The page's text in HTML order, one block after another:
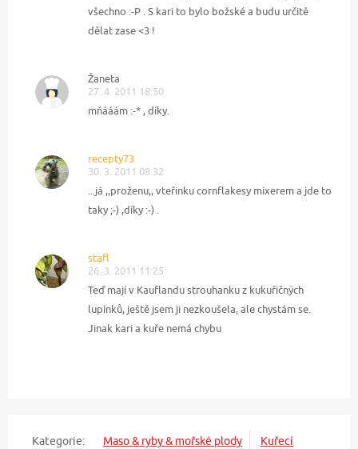
všechno :-P . S kari to bylo božské a budu určitě
dělat zase <3 !
Žaneta
27. 4. 2011 18:50
mňááám :-* , díky.
recepty73
30. 3. 2011 08:32
...já ,,proženu,, vteřinku cornflakesy mixerem a jde to
taky ;-) ,díky :-) .
stafl
26. 3. 2011 11:25
Teď mají v Kauflandu strouhanku z kukuřičných
lupínků, ještě jsem ji nezkoušela, ale chystám se.
Jinak kari a kuře nemá chybu
Kategorie: Maso & ryby & mořské plody Kuřecí